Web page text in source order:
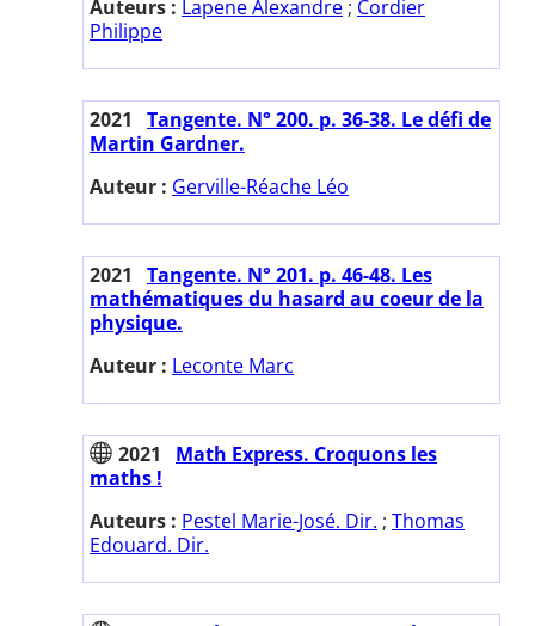
Auteurs : Lapene Alexandre ; Cordier
Philippe
2021
Tangente. N° 200. p. 36-38. Le défi de
Martin Gardner.
Auteur : Gerville-Réache Léo
2021
Tangente. N° 201. p. 46-48. Les
mathématiques du hasard au coeur de la
physique.
Auteur : Leconte Marc
2021
Math Express. Croquons les
maths !
Auteurs : Pestel Marie-José. Dir. ; Thomas
Edouard. Dir.